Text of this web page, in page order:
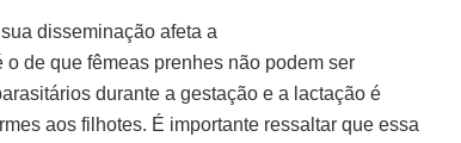
disseminação afeta a
de que fêmeas prenhes não podem ser
durante a gestação e a lactação é
aos filhotes. É importante ressaltar que essa